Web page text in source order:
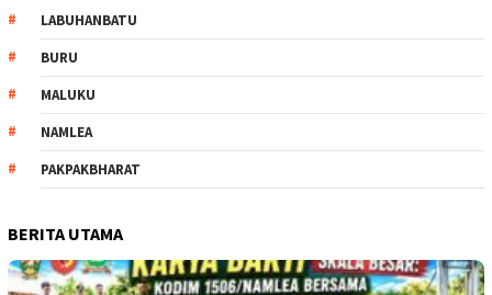
LABUHANBATU
BURU
MALUKU
NAMLEA
PAKPAKBHARAT
BERITA UTAMA